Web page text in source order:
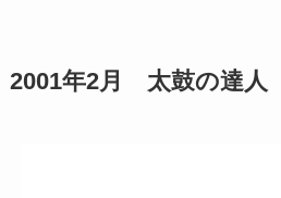
2001年2月 太鼓の達人